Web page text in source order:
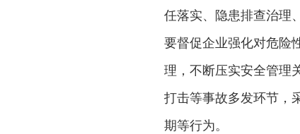
任落实、隐患排查治理
要督促企业强化对危险
理，不断压实安全管理
打击等事故多发环节，
期等行为。